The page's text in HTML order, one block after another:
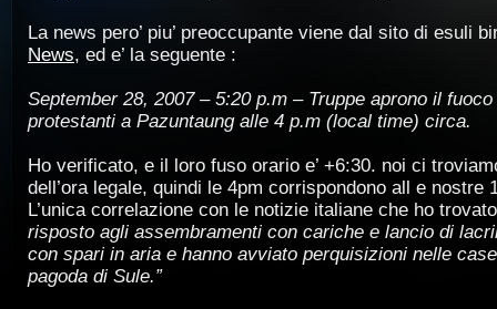
La news pero’ piu’ preoccupante viene dal sito di esuli
News, ed e’ la seguente :
September 28, 2007– 5:20 p.m – Truppe aprono il fuoco
protestanti a Pazuntaung alle 4 p.m (local time) circa.
Ho verificato, e il loro fuso orario e’ +6:30. noi ci
dell’ora legale, quindi le 4pm corrispondono all e nostre
L’unica correlazione con le notizie italiane che ho
risposto agli assembramenti con cariche e lancio di
con spari in aria e hanno avviato perquisizioni nelle
pagoda di Sule.”